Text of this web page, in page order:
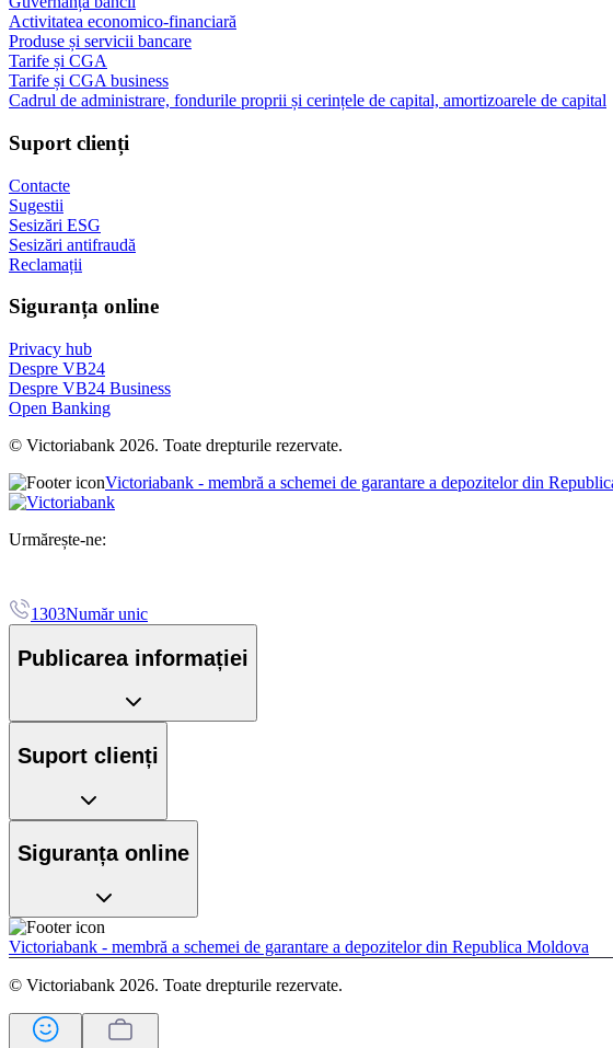
Activitatea economico-financiară
Produse și servicii bancare
Tarife și CGA
Tarife și CGA business
Cadrul de administrare, fondurile proprii și cerințele de capital, amortizoarele de capital
Suport clienți
Contacte
Sugestii
Sesizări ESG
Sesizări antifraudă
Reclamații
Siguranța online
Privacy hub
Despre VB24
Despre VB24 Business
Open Banking
© Victoriabank 2026. Toate drepturile rezervate.
Victoriabank - membră a schemei de garantare a depozitelor din
Urmărește-ne:
1303Număr unic
Publicarea informației
Suport clienți
Siguranța online
Victoriabank - membră a schemei de garantare a depozitelor din Republica Moldova
© Victoriabank 2026. Toate drepturile rezervate.